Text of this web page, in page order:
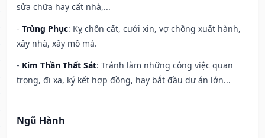
sửa chữa hay cất nhà,...
- Trùng Phục: Kỵ chôn cất, cưới xin, vợ chồng xuất hành,
xây nhà, xây mồ mả.
- Kim Thần Thất Sát: Tránh làm những công việc quan
trọng, đi xa, ký kết hợp đồng, hay bắt đầu dự án lớn...
Ngũ Hành